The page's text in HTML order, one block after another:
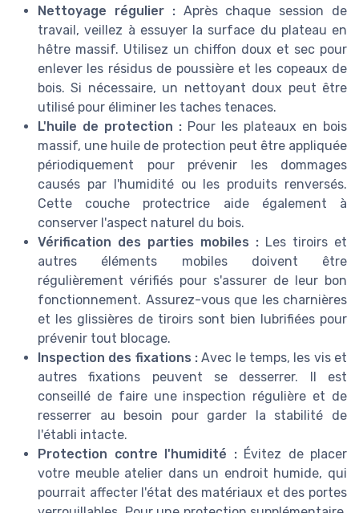
Nettoyage régulier :Après chaque session de
travail, veillez à essuyer la surface du plateau en
hêtre massif. Utilisez un chiffon doux et sec pour
enlever les résidus de poussière et les copeaux de
bois. Si nécessaire, un nettoyant doux peut être
utilisé pour éliminer les taches tenaces.
L'huile de protection : Pour les plateaux en bois
massif, une huile de protection peut être appliquée
périodiquement pour prévenir les dommages
causés par l'humidité ou les produits renversés.
Cette couche protectrice aide également à
conserver l'aspect naturel du bois.
Vérification des parties mobiles : Les tiroirs et
autres éléments mobiles doivent être
régulièrement vérifiés pour s'assurer de leur bon
fonctionnement. Assurez-vous que les charnières
et les glissières de tiroirs sont bien lubrifiées pour
prévenir tout blocage.
Inspection des fixations : Avec le temps, les vis et
autres fixations peuvent se desserrer. Il est
conseillé de faire une inspection régulière et de
resserrer au besoin pour garder la stabilité de
l'établi intacte.
Protection contre l'humidité :Évitez de placer
votre meuble atelier dans un endroit humide, qui
pourrait affecter l'état des matériaux et des portes